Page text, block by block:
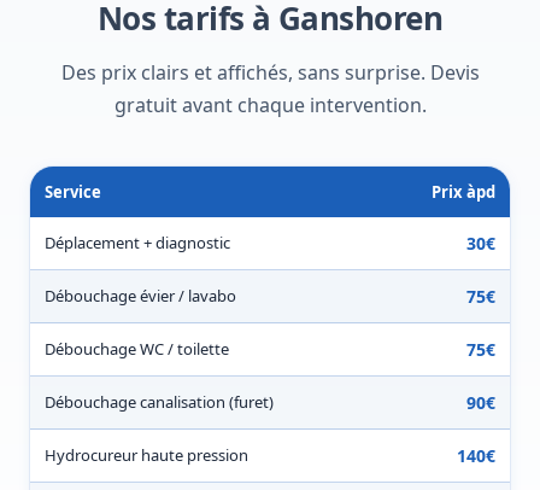
Nos tarifs à Ganshoren
Des prix clairs et affichés, sans surprise. Devis
gratuit avant chaque intervention.
Service Prix àpd
Déplacement + diagnostic 30€
Débouchage évier / lavabo 75€
Débouchage WC / toilette 75€
Débouchage canalisation (furet) 90€
Hydrocureur haute pression 140€